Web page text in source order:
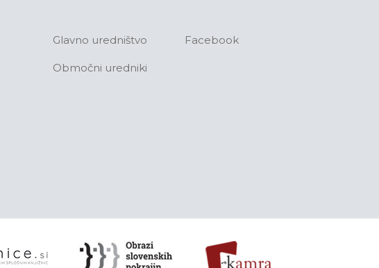
Glavno uredništvo
Območni uredniki
Facebook